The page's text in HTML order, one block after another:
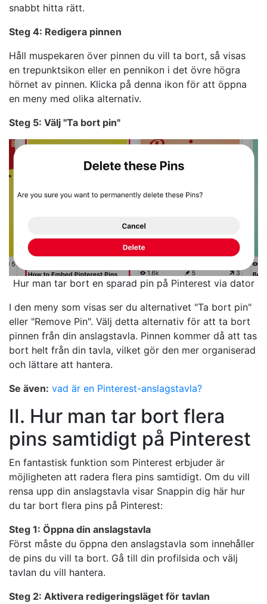
snabbt hitta rätt.
Steg 4: Redigera pinnen
Håll muspekaren över pinnen du vill ta bort, så visas
en trepunktsikon eller en pennikon i det övre högra
hörnet av pinnen. Klicka på denna ikon för att öppna
en meny med olika alternativ.
Steg 5: Välj "Ta bort pin"
Hur man tar bort en sparad pin på Pinterest via dator
I den meny som visas ser du alternativet "Ta bort pin"
eller "Remove Pin". Välj detta alternativ för att ta bort
pinnen från din anslagstavla. Pinnen kommer då att tas
bort helt från din tavla, vilket gör den mer organiserad
och lättare att hantera.
Se även: vad är en Pinterest-anslagstavla?
II. Hur man tar bort flera
pins samtidigt på Pinterest
En fantastisk funktion som Pinterest erbjuder är
möjligheten att radera flera pins samtidigt. Om du vill
rensa upp din anslagstavla visar Snappin dig här hur
du tar bort flera pins på Pinterest:
Steg 1: Öppna din anslagstavla
Först måste du öppna den anslagstavla som innehåller
de pins du vill ta bort. Gå till din profilsida och välj
tavlan du vill hantera.
Steg 2: Aktivera redigeringsläget för tavlan